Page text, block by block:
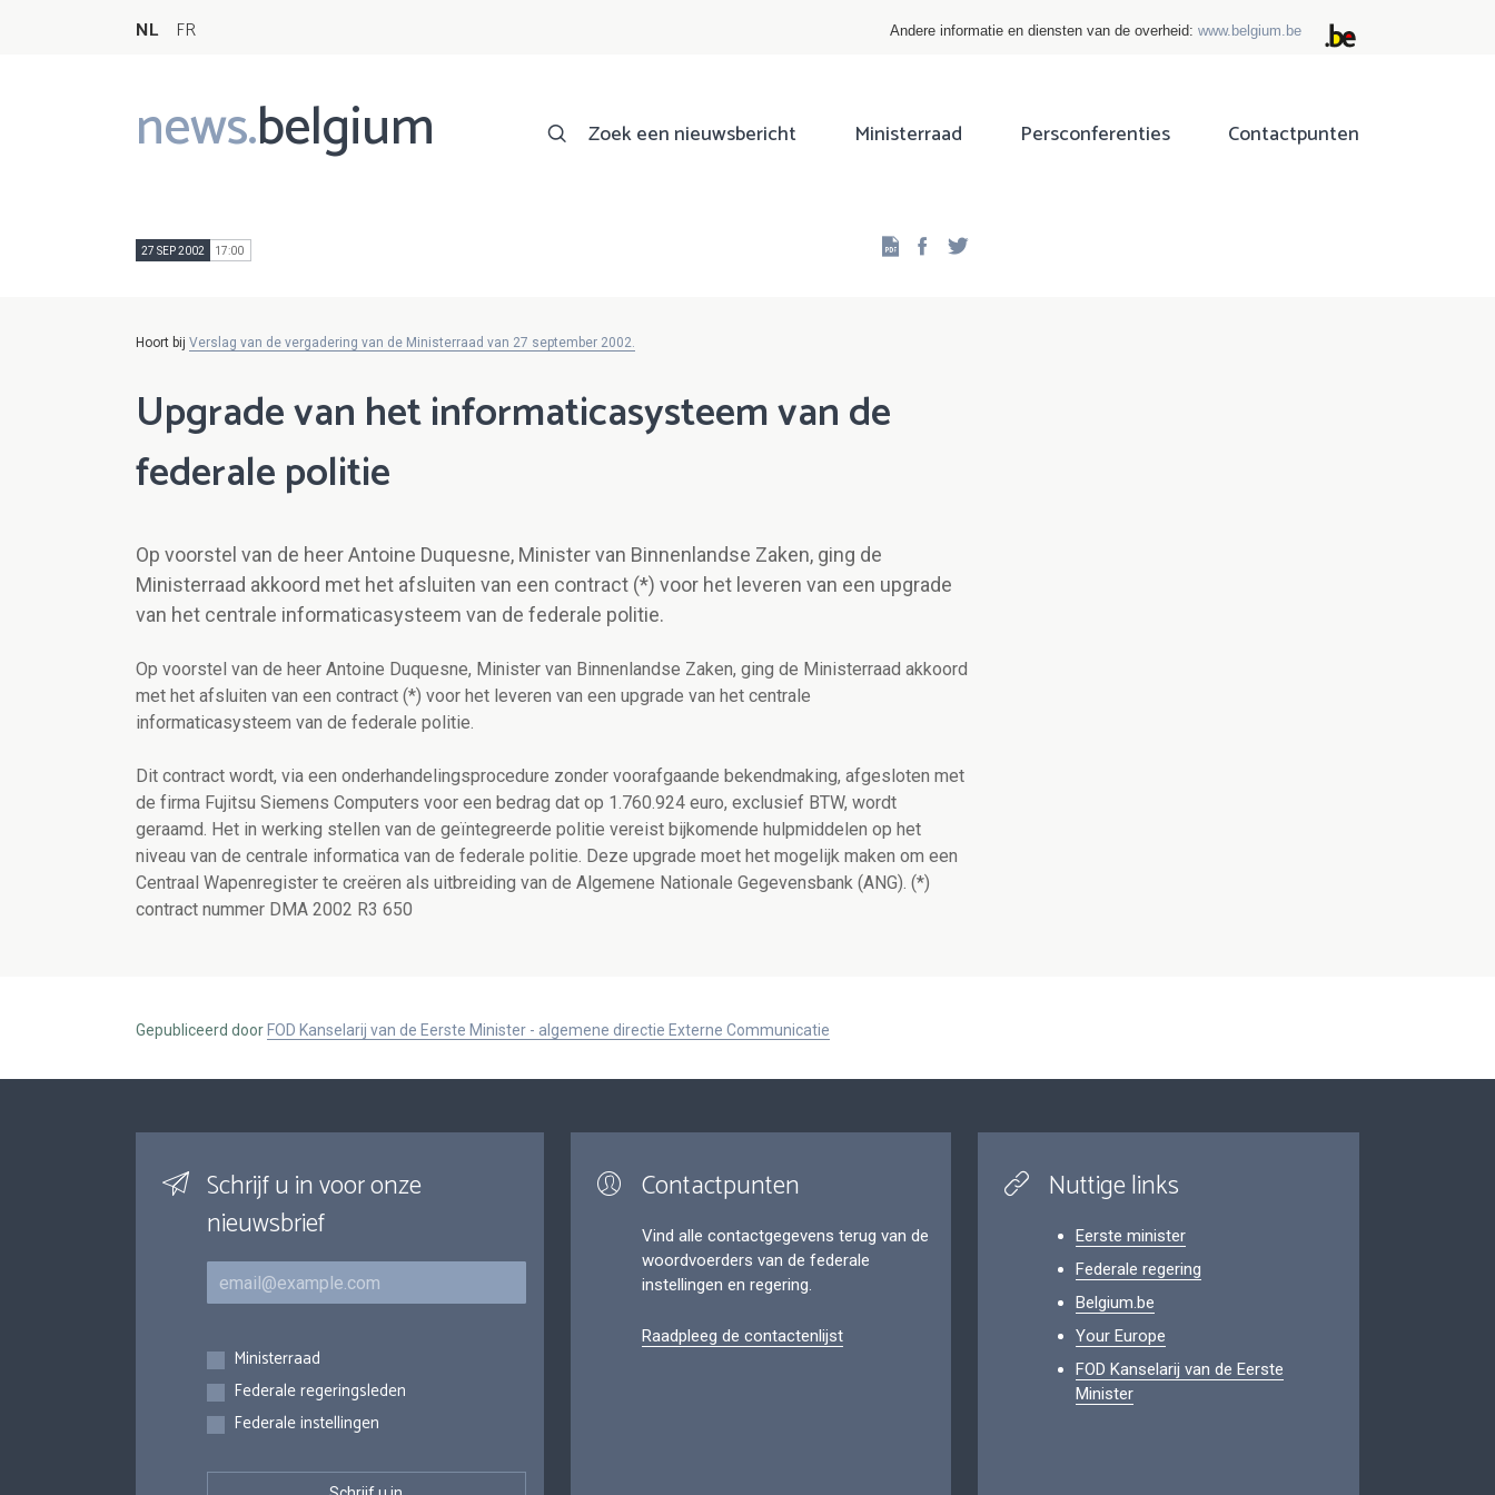
NL FR Andere informatie en diensten van de overheid: www.belgium.be
news.belgium
Main
navigation
Zoek een nieuwsbericht Ministerraad Persconferenties Contactpunten
27 SEP 2002 17:00 Facebook
Hoort bij Verslag van de vergadering van de Ministerraad van 27 september 2002.
Upgrade van het informaticasysteem van de
federale politie
Op voorstel van de heer Antoine Duquesne, Minister van Binnenlandse Zaken, ging de
Ministerraad akkoord met het afsluiten van een contract (*) voor het leveren van een upgrade
van het centrale informaticasysteem van de federale politie.
Op voorstel van de heer Antoine Duquesne, Minister van Binnenlandse Zaken, ging de Ministerraad akkoord
met het afsluiten van een contract (*) voor het leveren van een upgrade van het centrale
informaticasysteem van de federale politie.
Dit contract wordt, via een onderhandelingsprocedure zonder voorafgaande bekendmaking, afgesloten met
de firma Fujitsu Siemens Computers voor een bedrag dat op 1.760.924 euro, exclusief BTW, wordt
geraamd. Het in werking stellen van de geïntegreerde politie vereist bijkomende hulpmiddelen op het
niveau van de centrale informatica van de federale politie. Deze upgrade moet het mogelijk maken om een
Centraal Wapenregister te creëren als uitbreiding van de Algemene Nationale Gegevensbank (ANG). (*)
contract nummer DMA 2002 R3 650
Gepubliceerd door FOD Kanselarij van de Eerste Minister - algemene directie Externe Communicatie
Schrijf u in voor onze
nieuwsbrief
E-mail
Inschrijvingen
Ministerraad
Federale regeringsleden
Federale instellingen
Contactpunten
Vind alle contactgegevens terug van de
woordvoerders van de federale
instellingen en regering.
Raadpleeg de contactenlijst
Nuttige links
Eerste minister
Federale regering
Belgium.be
Your Europe
FOD Kanselarij van de Eerste
Minister